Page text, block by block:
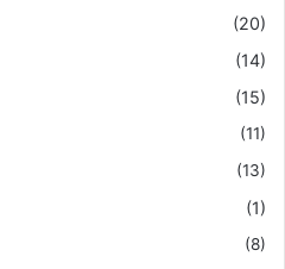
(20)
(14)
(15)
(11)
(13)
(1)
(8)